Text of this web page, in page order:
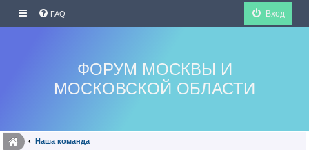
FAQ Вход
ФОРУМ МОСКВЫ И
МОСКОВСКОЙ ОБЛАСТИ
Наша команда